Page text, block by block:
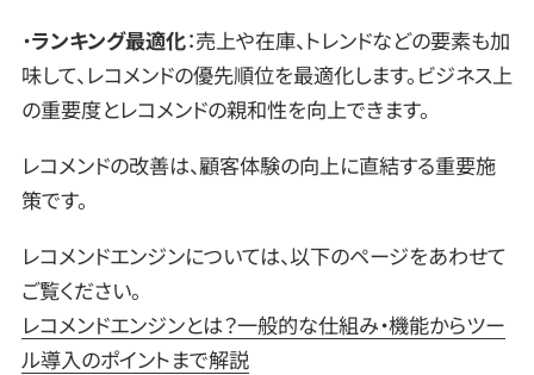
・ランキング最適化：売上や在庫、トレンドなどの要素も加
味して、レコメンドの優先順位を最適化します。ビジネス上
の重要度とレコメンドの親和性を向上できます。
レコメンドの改善は、顧客体験の向上に直結する重要施
策です。
レコメンドエンジンについては、以下のページをあわせて
ご覧ください。
レコメンドエンジンとは？一般的な仕組み・機能からツー
ル導入のポイントまで解説